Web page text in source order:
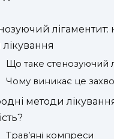
лігаментит:
Що таке стенозуючий
Чому виникає це
методи
Трав’яні компреси